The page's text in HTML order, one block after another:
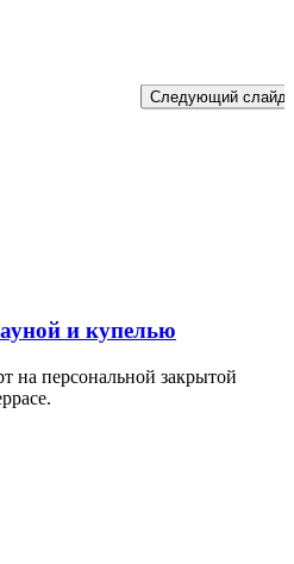
и купелью
на персональной закрытой
Следующий слайд